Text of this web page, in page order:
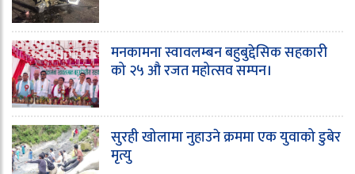
मनकामना स्वावलम्बन बहुबुद्देसिक सहकारी
को २५ औ रजत महोत्सव सम्पन।
सुरही खोलामा नुहाउने क्रममा एक युवाको डुबेर
मृत्यु